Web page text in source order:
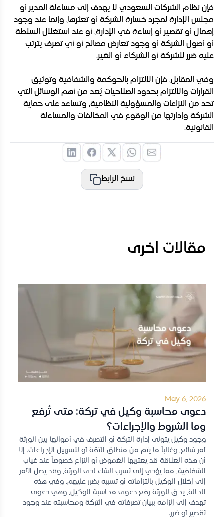
فإن نظام الشركات السعودي لا يهدف إلى مساءلة المدير أو
مجلس الإدارة لمجرد خسارة الشركة أو تعثرها، وإنما عند وجود
إهمال أو تقصير أو إساءة في الإدارة، أو عند استغلال السلطة
أو أصول الشركة أو وجود تعارض مصالح أو أي تصرف يترتب
عليه ضرر للشركة أو الشركاء أو الغير.
وفي المقابل، فإن الالتزام بالحوكمة والشفافية وتوثيق
القرارات والالتزام بحدود الصلاحيات يُعد من أهم الوسائل التي
تحد من النزاعات والمسؤولية النظامية، وتساعد على حماية
الشركة وإدارتها من الوقوع في المخالفات والمساءلة
القانونية.
نسخ الرابط
مقالات اخرى
May 6, 2026
دعوى محاسبة وكيل في تركة: متى تُرفع
وما الشروط والإجراءات؟
وجود وكيل يتولى إدارة التركة أو التصرف في أموالها بين الورثة
أمر شائع، وغالباً ما يتم من منطلق الثقة أو لتسهيل الإجراءات. إلا
أن هذه العلاقة قد يعتريها الغموض أو النزاع خصوصاً عند غياب
الشفافية، مما يؤدي إلى تسرب الشك لدى الورثة، وقد يصل الأمر
إلى إخلال الوكيل بالتزاماته أو تسببه بضرر عليهم. وفي هذه
الحالة، يحق للورثة رفع دعوى محاسبة الوكيل، وهي دعوى
تهدف إلى إلزامه ببيان تصرفاته في التركة ومحاسبته عند وجود
تقصير أو ضرر.